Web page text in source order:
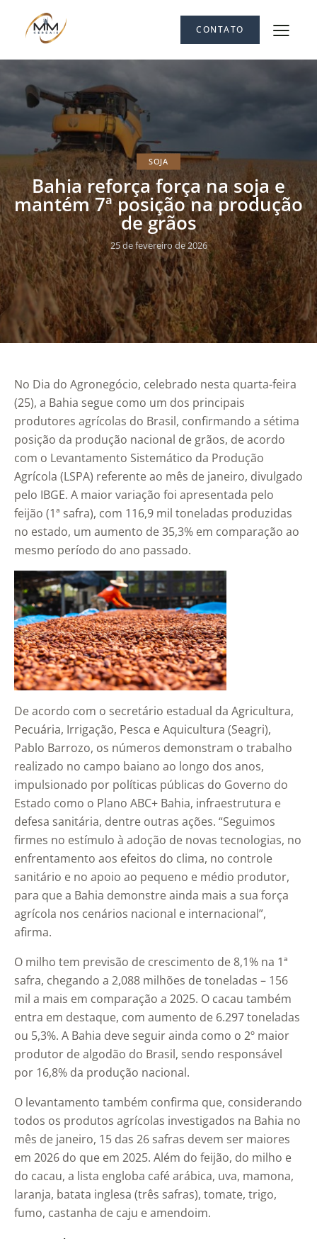
CONTATO
SOJA
Bahia reforça força na soja e
mantém 7ª posição na produção
de grãos
25 de fevereiro de 2026
No Dia do Agronegócio, celebrado nesta quarta-feira
(25), a Bahia segue como um dos principais
produtores agrícolas do Brasil, confirmando a sétima
posição da produção nacional de grãos, de acordo
com o Levantamento Sistemático da Produção
Agrícola (LSPA) referente ao mês de janeiro, divulgado
pelo IBGE. A maior variação foi apresentada pelo
feijão (1ª safra), com 116,9 mil toneladas produzidas
no estado, um aumento de 35,3% em comparação ao
mesmo período do ano passado.
De acordo com o secretário estadual da Agricultura,
Pecuária, Irrigação, Pesca e Aquicultura (Seagri),
Pablo Barrozo, os números demonstram o trabalho
realizado no campo baiano ao longo dos anos,
impulsionado por políticas públicas do Governo do
Estado como o Plano ABC+ Bahia, infraestrutura e
defesa sanitária, dentre outras ações. “Seguimos
firmes no estímulo à adoção de novas tecnologias, no
enfrentamento aos efeitos do clima, no controle
sanitário e no apoio ao pequeno e médio produtor,
para que a Bahia demonstre ainda mais a sua força
agrícola nos cenários nacional e internacional”,
afirma.
O milho tem previsão de crescimento de 8,1% na 1ª
safra, chegando a 2,088 milhões de toneladas – 156
mil a mais em comparação a 2025. O cacau também
entra em destaque, com aumento de 6.297 toneladas
ou 5,3%. A Bahia deve seguir ainda como o 2º maior
produtor de algodão do Brasil, sendo responsável
por 16,8% da produção nacional.
O levantamento também confirma que, considerando
todos os produtos agrícolas investigados na Bahia no
mês de janeiro, 15 das 26 safras devem ser maiores
em 2026 do que em 2025. Além do feijão, do milho e
do cacau, a lista engloba café arábica, uva, mamona,
laranja, batata inglesa (três safras), tomate, trigo,
fumo, castanha de caju e amendoim.